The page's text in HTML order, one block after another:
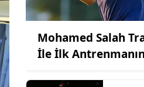
Mohamed Salah
İle İlk